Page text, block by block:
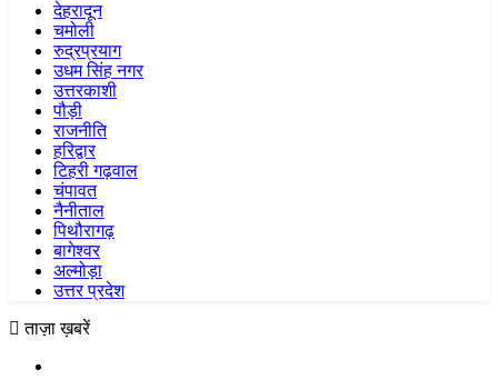
देहरादून
चमोली
रुद्रप्रयाग
उधम सिंह नगर
उत्तरकाशी
पौड़ी
राजनीति
हरिद्वार
टिहरी गढ़वाल
चंपावत
नैनीताल
पिथौरागढ़
बागेश्वर
अल्मोड़ा
उत्तर प्रदेश
ताज़ा ख़बरें